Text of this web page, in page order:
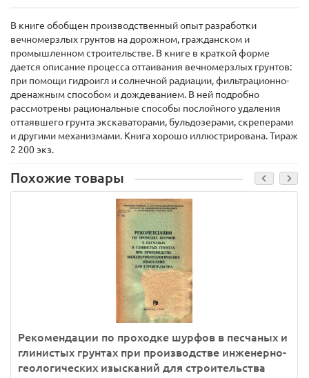
В книге обобщен производственный опыт разработки
вечномерзлых грунтов на дорожном, гражданском и
промышленном строительстве. В книге в краткой форме
дается описание процесса оттаивания вечномерзлых грунтов:
при помощи гидроигл и солнечной радиации, фильтрационно-
дренажным способом и дождеванием. В ней подробно
рассмотрены рациональные способы послойного удаления
оттаявшего грунта экскаваторами, бульдозерами, скреперами
и другими механизмами. Книга хорошо иллюстрирована. Тираж
2 200 экз.
Похожие товары
Рекомендации по проходке шурфов в песчаных и
глинистых грунтах при производстве инженерно-
геологических изысканий для строительства